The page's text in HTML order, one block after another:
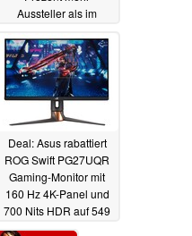
Aussteller als im
Deal: Asus rabattiert
ROG Swift PG27UQR
Gaming-Monitor mit
160 Hz 4K-Panel und
700 Nits HDR auf 549
Euro14.08.2024